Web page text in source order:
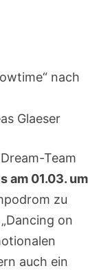
nach
Glaeser
Team
am 01.03. um
zu
on
auch ein